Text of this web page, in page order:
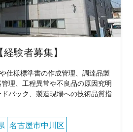
験者募集】
仕様標準書の作成管理、調達品製
理、工程異常や不良品の原因究明
バック、製造現場への技術品質指
名古屋市中川区